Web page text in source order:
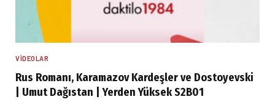
VIDEOLAR
Rus Romanı, Karamazov Kardeşler ve Dostoyevski
| Umut Dağıstan | Yerden Yüksek S2B01